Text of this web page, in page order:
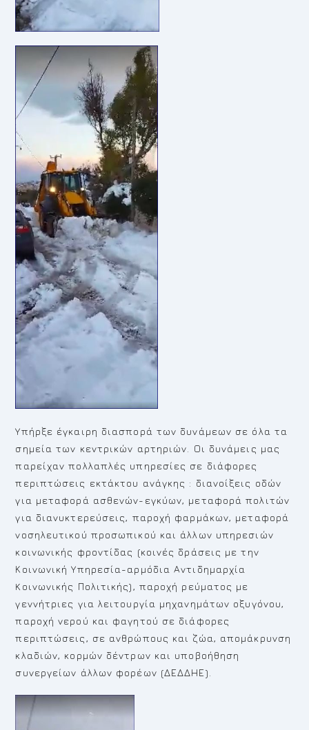
Υπήρξε έγκαιρη διασπορά των δυνάμεων σε όλα τα
σημεία των κεντρικών αρτηριών. Οι δυνάμεις μας
παρείχαν πολλαπλές υπηρεσίες σε διάφορες
περιπτώσεις εκτάκτου ανάγκης : διανοίξεις οδών
για μεταφορά ασθενών-εγκύων, μεταφορά πολιτών
για διανυκτερεύσεις, παροχή φαρμάκων, μεταφορά
νοσηλευτικού προσωπικού και άλλων υπηρεσιών
κοινωνικής φροντίδας (κοινές δράσεις με την
Κοινωνική Υπηρεσία-αρμόδια Αντιδημαρχία
Koινωνικής Πολιτικής), παροχή ρεύματος με
γεννήτριες για λειτουργία μηχανημάτων οξυγόνου,
παροχή νερού και φαγητού σε διάφορες
περιπτώσεις, σε ανθρώπους και ζώα, απομάκρυνση
κλαδιών, κορμών δέντρων και υποβοήθηση
συνεργείων άλλων φορέων (ΔΕΔΔΗΕ).